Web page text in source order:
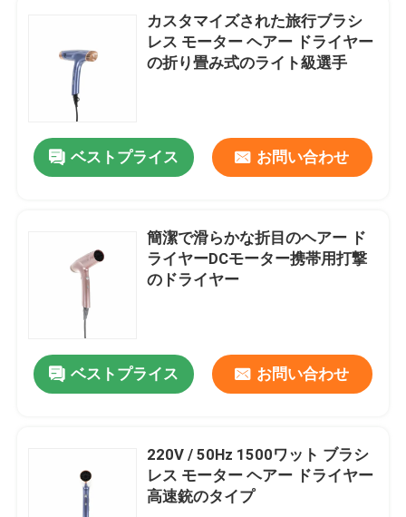
カスタマイズされた旅行ブラシ
レス モーター ヘアー ドライヤー
の折り畳み式のライト級選手
ベストプライス お問い合わせ
簡潔で滑らかな折目のヘアー ド
ライヤーDCモーター携帯用打撃
のドライヤー
ベストプライス お問い合わせ
220V / 50Hz 1500ワット ブラシ
レス モーター ヘアー ドライヤー
高速銃のタイプ